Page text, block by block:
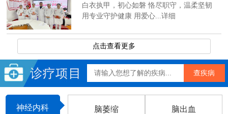
白衣执甲，初心如磐 恪尽职守，温柔坚韧
用专业守护健康 用爱心...详细
点击查看更多
神经内科 脑萎缩 脑出血